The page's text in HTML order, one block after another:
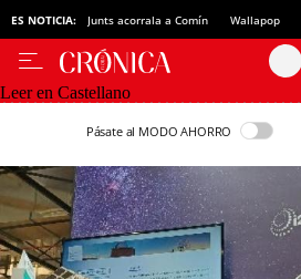
ES NOTICIA: Junts acorrala a Comín Wallapop
Leer en Castellano
Pásate al MODO AHORRO